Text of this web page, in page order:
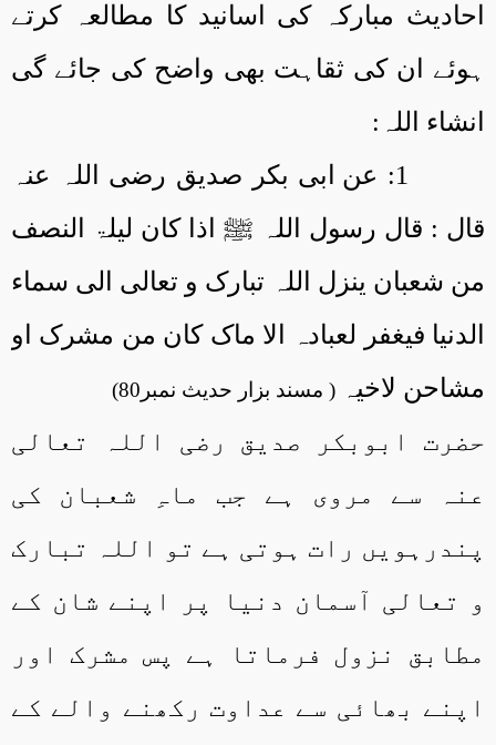
احادیث مبارکہ کی اسانید کا مطالعہ کرتے
ہوئے ان کی ثقاہت بھی واضح کی جائے گی
انشاء اللہ:
1:
عن ابی بکر صدیق رضی اللہ عنہ
قال : قال رسول اللہ ﷺ اذا کان لیلۃ النصف
من شعبان ینزل اللہ تبارک و تعالی الی سماء
الدنیا فیغفر لعبادہ الا ماک کان من مشرک او
مشاحن لاخیہ ( مسند بزار حدیث نمبر80)
حضرت ابوبکر صدیق رضی اللہ تعالی
عنہ سے مروی ہے جب ماہِ شعبان کی
پندرہویں رات ہوتی ہے تو اللہ تبارک
و تعالی آسمان دنیا پر اپنے شان کے
مطابق نزول فرماتا ہے پس مشرک اور
اپنے بھائی سے عداوت رکھنے والے کے